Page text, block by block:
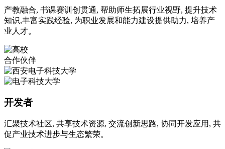
产教融合, 书课赛训创贯通, 帮助师生拓展行业视野, 提升技术
知识,丰富实践经验, 为职业发展和能力建设提供助力, 培养产
业人才。
合作伙伴
开发者
汇聚技术社区, 共享技术资源, 交流创新思路, 协同开发应用, 共
促产业技术进步与生态繁荣。